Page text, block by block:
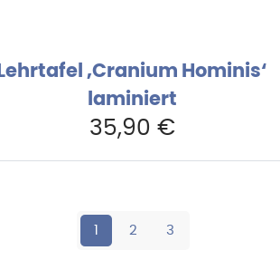
Lehrtafel ‚Cranium Hominis‘
laminiert
35,90 €
2 3